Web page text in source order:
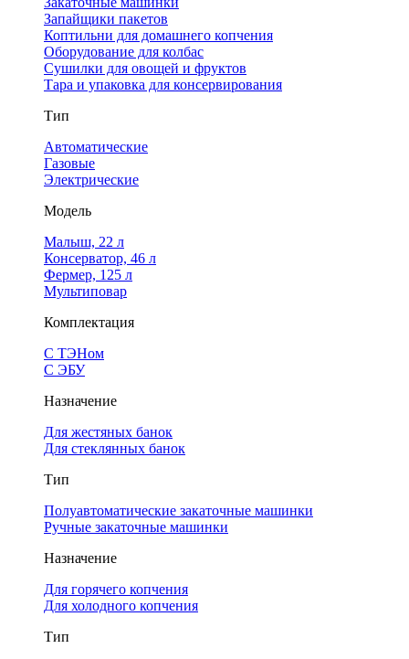
Запайщики пакетов
Коптильни для домашнего копчения
Оборудование для колбас
Сушилки для овощей и фруктов
Тара и упаковка для консервирования
Тип
Автоматические
Газовые
Электрические
Модель
Малыш, 22 л
Консерватор, 46 л
Фермер, 125 л
Мультиповар
Комплектация
С ТЭНом
С ЭБУ
Назначение
Для жестяных банок
Для стеклянных банок
Тип
Полуавтоматические закаточные машинки
Ручные закаточные машинки
Назначение
Для горячего копчения
Для холодного копчения
Тип